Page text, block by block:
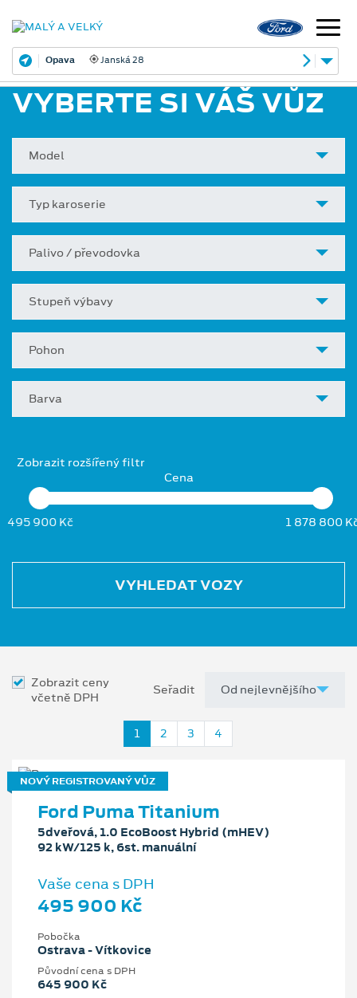
Opava Janská 28
VYBERTE SI VÁŠ VŮZ
Model
Typ karoserie
Palivo / převodovka
Stupeň výbavy
Pohon
Barva
Zobrazit rozšířený filtr
Cena
495 900 Kč 1 878 800
VYHLEDAT VOZY
Zobrazit ceny
včetně DPH
Seřadit
1 2 3 4
NOVÝ REGISTROVANÝ VŮZ
Ford Puma Titanium
5dveřová, 1.0 EcoBoost Hybrid (mHEV)
92 kW/125 k, 6st. manuální
Vaše cena s DPH
495 900 Kč
Pobočka
Ostrava - Vítkovice
Původní cena s DPH
645 900 Kč